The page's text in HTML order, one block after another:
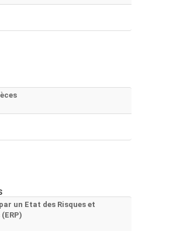
un Etat des Risques et